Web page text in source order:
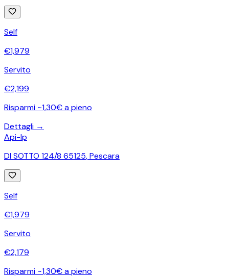
Self
€1,979
Servito
€2,199
Risparmi ~1,30€ a pieno
Dettagli →
Api-Ip
DI SOTTO 124/8 65125,Pescara
Self
€1,979
Servito
€2,179
Risparmi ~1,30€ a pieno